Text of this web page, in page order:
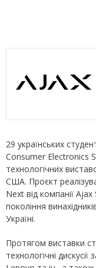
29 українських
Consumer Electronics
технологічних
США. Проєкт
Next від компанії
покоління
Україні.
Протягом виставки
технологічні